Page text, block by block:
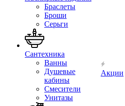
Браслеты
Броши
Серьги
Сантехника
Ванны
Душевые
кабины
Смесители
Унитазы
Акции